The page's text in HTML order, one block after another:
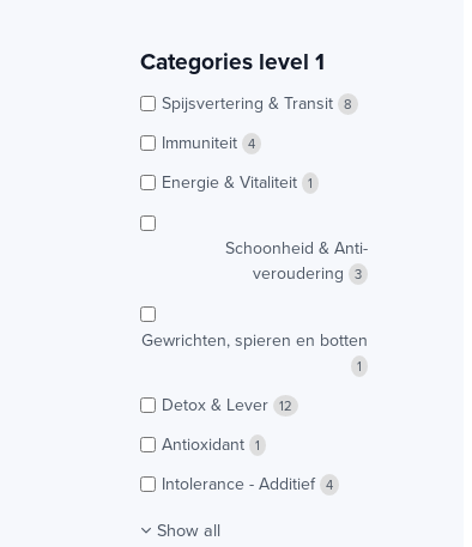
Categories level 1
Spijsvertering & Transit 8
Immuniteit 4
Energie & Vitaliteit 1
Schoonheid & Anti-
veroudering
3
Gewrichten, spieren en botten
1
Detox & Lever 12
Antioxidant 1
Intolerance - Additief 4
Show all